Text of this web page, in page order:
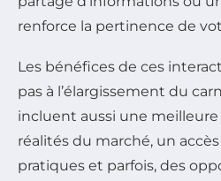
renforce la pertinence de
Les bénéfices de ces
pas à l’élargissement du
incluent aussi une
réalités du marché, un
pratiques et parfois, des